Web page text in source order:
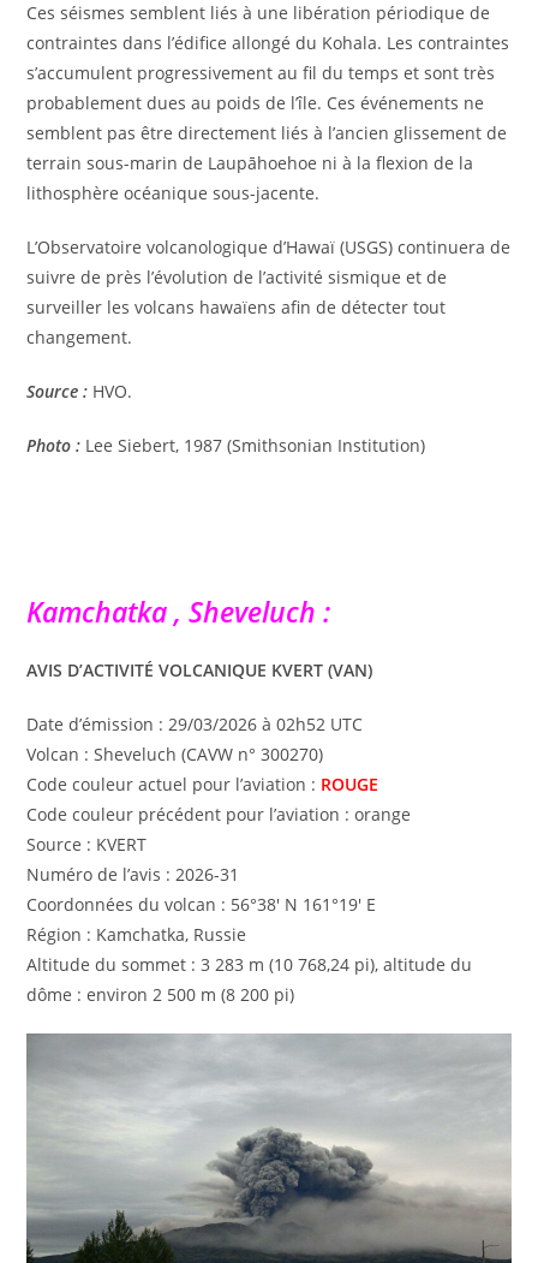
Ces séismes semblent liés à une libération périodique de
contraintes dans l’édifice allongé du Kohala. Les contraintes
s’accumulent progressivement au fil du temps et sont très
probablement dues au poids de l’île. Ces événements ne
semblent pas être directement liés à l’ancien glissement de
terrain sous-marin de Laupāhoehoe ni à la flexion de la
lithosphère océanique sous-jacente.
L’Observatoire volcanologique d’Hawaï (USGS) continuera de
suivre de près l’évolution de l’activité sismique et de
surveiller les volcans hawaïens afin de détecter tout
changement.
Source : HVO.
Photo : Lee Siebert, 1987 (Smithsonian Institution)
Kamchatka , Sheveluch :
AVIS D’ACTIVITÉ VOLCANIQUE KVERT (VAN)
Date d’émission : 29/03/2026 à 02h52 UTC
Volcan : Sheveluch (CAVW n° 300270)
Code couleur actuel pour l’aviation : ROUGE
Code couleur précédent pour l’aviation : orange
Source : KVERT
Numéro de l’avis : 2026-31
Coordonnées du volcan : 56°38′ N 161°19′ E
Région : Kamchatka, Russie
Altitude du sommet : 3 283 m (10 768,24 pi), altitude du
dôme : environ 2 500 m (8 200 pi)